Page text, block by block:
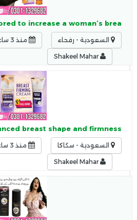
to increase a woman’s brea
السعودية - رفحاء منذ 3 ساعات
Shakeel Mahar
breast shape and firmness.
السعودية - سكاكا منذ 3 ساعات
Shakeel Mahar